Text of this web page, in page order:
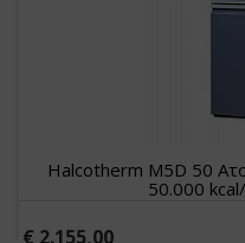
Halcotherm M5D 50
50.000
€ 2.155,00